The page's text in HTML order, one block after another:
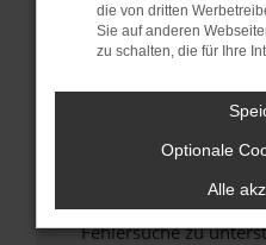
Sicherheitsrisiko,
führen, dass
unterstützt werden.
Wende dich an
Wenn du alle oben
hast, kontaktiere uns
versuchen, das
uns diesen Text
Fehlersuche zu
die von dritten
Sie auf anderen
zu schalten, die für Ihre
Optionale
Alle